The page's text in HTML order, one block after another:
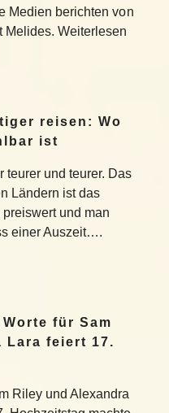
Medien berichten von
Melides. Weiterlesen
reisen: Wo
ist
teurer und teurer. Das
Ländern ist das
und man
einer Auszeit….
für Sam
Lara feiert 17.
Riley und Alexandra